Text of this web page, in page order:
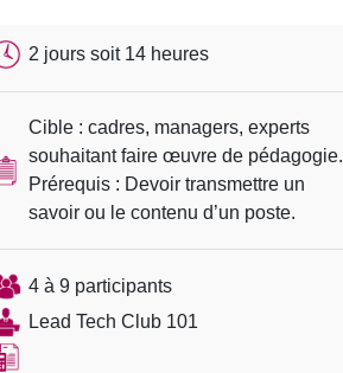
2 jours soit 14 heures
Cible : cadres, managers, experts
souhaitant faire œuvre de pédagogie.
Prérequis : Devoir transmettre un
savoir ou le contenu d’un poste.
4 à 9 participants
Lead Tech Club 101